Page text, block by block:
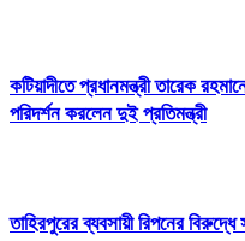
কটিয়াদীতে প্রধানমন্ত্রী তারেক
পরিদর্শন করলেন দুই প্রতিমন্ত্রী
তাহিরপুরের ব্যবসায়ী রিপনের বিরুদ্ধে